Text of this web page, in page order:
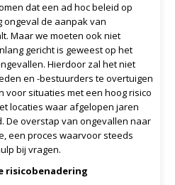
dat een ad hoc beleid op
ongeval de aanpak van
Maar we moeten ook niet
gericht is geweest op het
Hierdoor zal het niet
en -bestuurders te overtuigen
voor situaties met een hoog risico
locaties waar afgelopen jaren
De overstap van ongevallen naar
een proces waarvoor steeds
bij vragen.
risicobenadering